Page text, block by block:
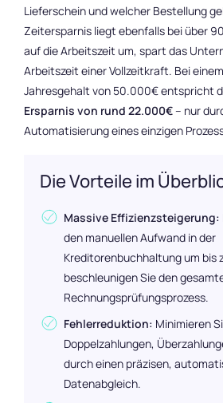
Lieferschein und welcher Bestellung
Zeitersparnis liegt ebenfalls bei über
auf die Arbeitszeit um, spart das
Arbeitszeit einer Vollzeitkraft. Bei
Jahresgehalt von 50.000€ entspricht
Ersparnis von rund 22.000€– nur
Automatisierung eines einzigen
Die Vorteile im
Massive Effizienzsteigerung:
den manuellen Aufwand in der
Kreditorenbuchhaltung um bis
beschleunigen Sie den
Rechnungsprüfungsprozess.
Fehlerreduktion: Minimieren
Doppelzahlungen,
durch einen präzisen,
Datenabgleich.